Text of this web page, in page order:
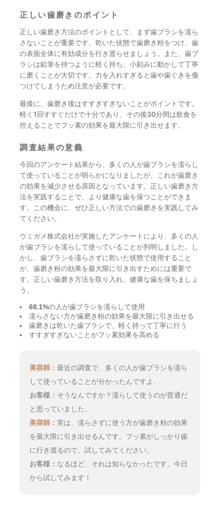
正しい歯磨きのポイント
正しい歯磨き方法のポイントとして、まず歯ブラシを濡ら
さないことが重要です。乾いた状態で歯磨き粉をつけ、歯
の表面全体に有効成分を行き渡らせましょう。また、歯ブ
ラシは鉛筆を持つように軽く持ち、小刻みに動かして丁寧
に磨くことが大切です。力を入れすぎると歯や歯ぐきを傷
つけてしまうため注意が必要です。
最後に、歯磨き後はすすぎすぎないことがポイントです。
軽く1回すすぐだけで十分であり、その後30分間は飲食を
控えることでフッ素の効果を最大限に引き出せます。
調査結果の意義
今回のアンケート結果から、多くの人が歯ブラシを濡らし
て使っていることが明らかになりましたが、これが歯磨き
の効果を減少させる原因となっています。正しい歯磨き方
法を実践することで、より健康な歯を保つことができま
す。この機会に、ぜひ正しい方法での歯磨きを実践してみ
てください。
ウミガメ株式会社が実施したアンケートにより、多くの人
が歯ブラシを濡らして使っていることが判明しました。し
かし、歯ブラシを濡らさずに乾いた状態で使用すること
が、歯磨き粉の効果を最大限に引き出すためには重要で
す。正しい歯磨き方法を取り入れ、健康な歯を保ちましょ
う。
68.1%の人が歯ブラシを濡らして使用
濡らさない方が歯磨き粉の効果を最大限に引き出せる
歯磨きは乾いた歯ブラシで、軽く持って丁寧に行う
すすぎすぎないことがフッ素効果を高める
美容師：最近の調査で、多くの人が歯ブラシを濡ら
して使っていることが分かったんですよ。
お客様： そうなんですか？濡らして使うのが普通だ
と思っていました。
美容師：実は、濡らさずに使う方が歯磨き粉の効果
を最大限に引き出せるんです。フッ素がしっかり歯
に行き渡るので、試してみてください。
お客様： なるほど、それは知らなかったです。今日
から試してみます！